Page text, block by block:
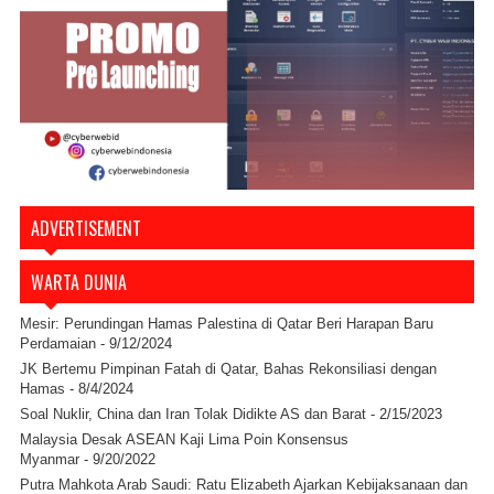
ADVERTISEMENT
WARTA DUNIA
Mesir: Perundingan Hamas Palestina di Qatar Beri Harapan Baru
Perdamaian - 9/12/2024
JK Bertemu Pimpinan Fatah di Qatar, Bahas Rekonsiliasi dengan
Hamas - 8/4/2024
Soal Nuklir, China dan Iran Tolak Didikte AS dan Barat - 2/15/2023
Malaysia Desak ASEAN Kaji Lima Poin Konsensus
Myanmar - 9/20/2022
Putra Mahkota Arab Saudi: Ratu Elizabeth Ajarkan Kebijaksanaan dan